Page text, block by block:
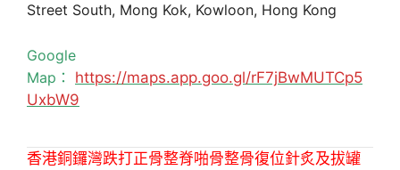
Street South, Mong Kok, Kowloon, Hong Kong
Google
Map： https://maps.app.goo.gl/rF7jBwMUTCp5
UxbW9
香港銅鑼灣跌打正骨整脊啪骨整骨復位針炙及拔罐